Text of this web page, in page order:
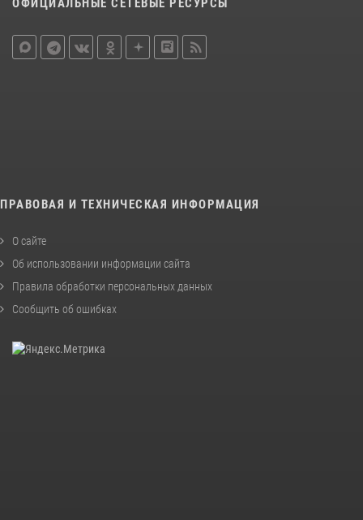
ОФИЦИАЛЬНЫЕ СЕТЕВЫЕ РЕСУРСЫ
ПРАВОВАЯ И ТЕХНИЧЕСКАЯ ИНФОРМАЦИЯ
О сайте
Об использовании информации сайта
Правила обработки персональных данных
Сообщить об ошибках